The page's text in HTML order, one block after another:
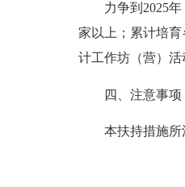
力争到2025年，
家以上；累计培
计工作坊（营）活
四、注意事项
本扶持措施所涉